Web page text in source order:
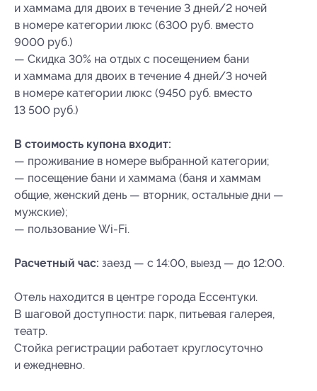
и хаммама для двоих в течение 3 дней/2 ночей
в номере категории люкс (6300 руб. вместо
9000 руб.)
— Скидка 30% на отдых с посещением бани
и хаммама для двоих в течение 4 дней/3 ночей
в номере категории люкс (9450 руб. вместо
13 500 руб.)
В стоимость купона входит:
— проживание в номере выбранной категории;
— посещение бани и хаммама (баня и хаммам
общие, женский день — вторник, остальные дни —
мужские);
— пользование Wi-Fi.
Расчетный час: заезд — с 14:00, выезд — до 12:00.
Отель находится в центре города Ессентуки.
В шаговой доступности: парк, питьевая галерея,
театр.
Стойка регистрации работает круглосуточно
и ежедневно.